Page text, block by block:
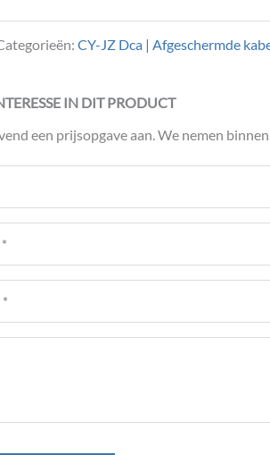
CY-JZ Dca | Afgeschermde
IN DIT PRODUCT
een prijsopgave aan. We nemen